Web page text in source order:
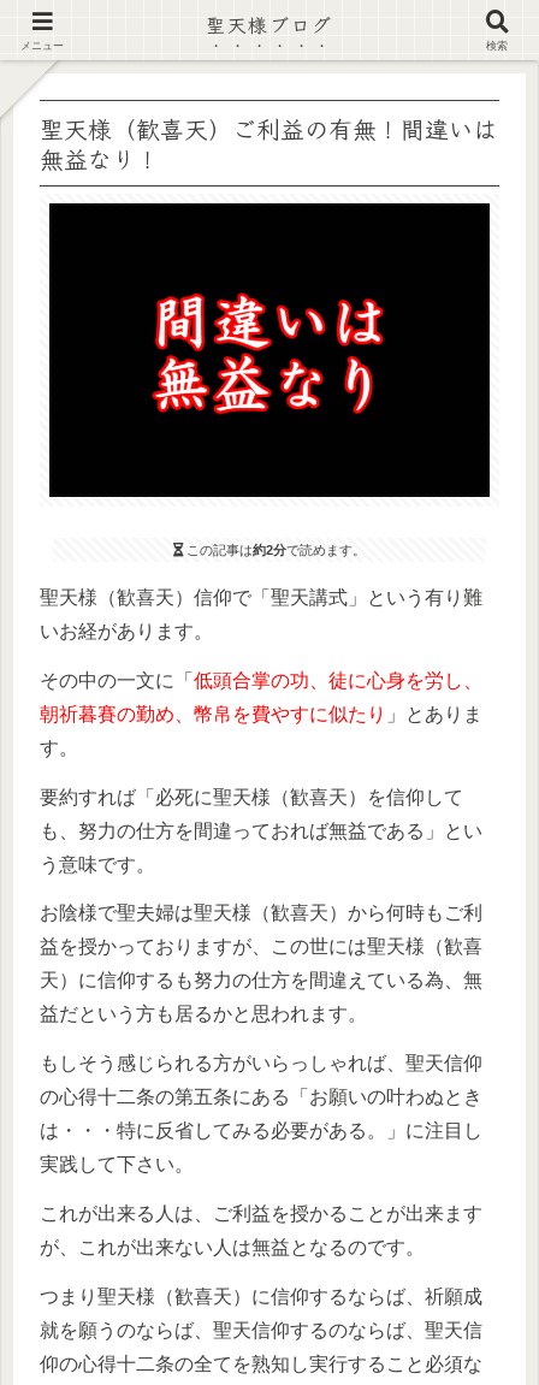
【注意喚起】偽サイト及び偽情報に注意 ▶確認する◀
聖天様（歓喜天）ご利益の有無！間違いは
無益なり！
この記事は約2分で読めます。
聖天様（歓喜天）信仰で「聖天講式」という有り難
いお経があります。
その中の一文に「 低頭合掌の功、徒に心身を労し、
朝祈暮賽の勤め、幣帛を費やすに似たり 」とありま
す。
要約すれば「必死に聖天様（歓喜天）を信仰して
も、努力の仕方を間違っておれば無益である」とい
う意味です。
お陰様で聖夫婦は聖天様（歓喜天）から何時もご利
益を授かっておりますが、この世には聖天様（歓喜
天）に信仰するも努力の仕方を間違えている為、無
益だという方も居るかと思われます。
もしそう感じられる方がいらっしゃれば、聖天信仰
の心得十二条の第五条にある「お願いの叶わぬとき
は・・・特に反省してみる必要がある。」に注目し
実践して下さい。
これが出来る人は、ご利益を授かることが出来ます
が、これが出来ない人は無益となるのです。
つまり聖天様（歓喜天）に信仰するならば、祈願成
就を願うのならば、聖天信仰するのならば、聖天信
仰の心得十二条の全てを熟知し実行すること必須な
メニュー
聖天様ブログ
検索